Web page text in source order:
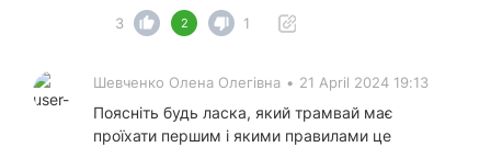
3 2 1
Шевченко Олена Олегівна • 21 April 2024 19:13
Поясніть будь ласка, який трамвай має
проїхати першим і якими правилами це